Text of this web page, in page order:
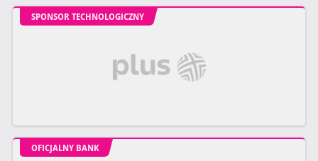
SPONSOR TECHNOLOGICZNY
OFICJALNY BANK